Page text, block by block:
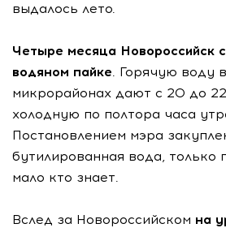
выдалось лето.
Четыре месяца Новороссийск
водяном пайке. Горячую воду
микрорайонах дают с 20 до
холодную по полтора часа
Постановлением мэра
бутилированная вода, только
мало кто знает.
Вслед за Новороссийском на